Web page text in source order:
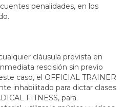
penalidades, en los
cláusula prevista en
rescisión sin previo
caso, el OFFICIAL TRAINER
inhabilitado para dictar clases
FITNESS, para